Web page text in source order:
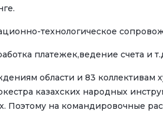
технологическое
платежек,ведение счета и
и 83 коллективам
казахских народных
Поэтому на командировочные